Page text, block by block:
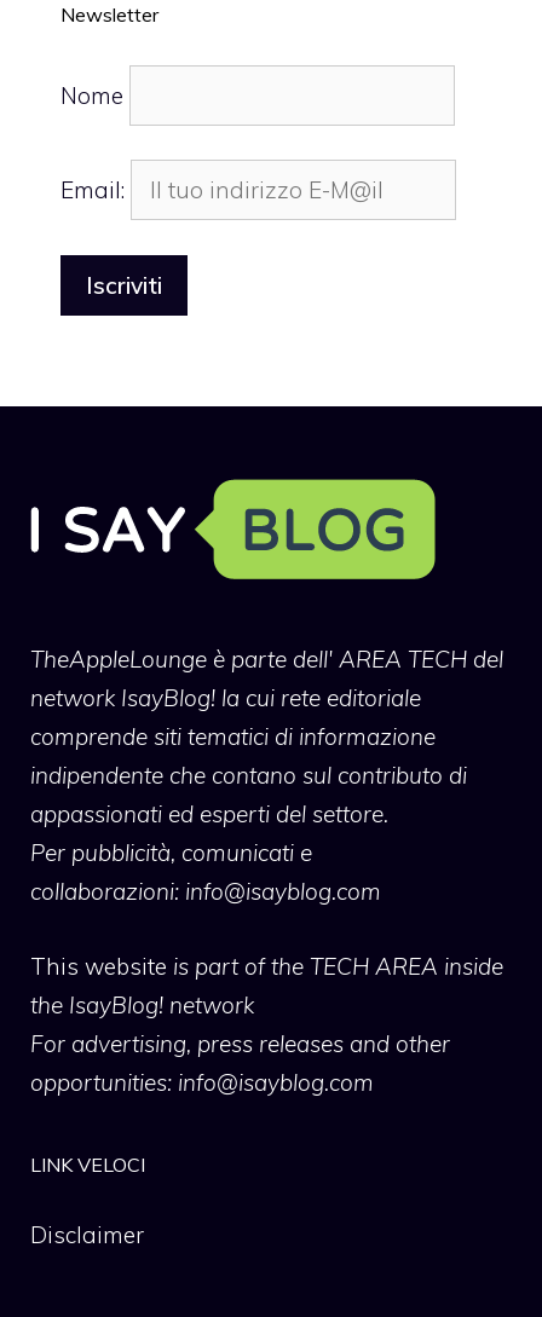
Newsletter
Nome
Email:
TheAppleLounge è parte dell' AREA TECH del
network IsayBlog! la cui rete editoriale
comprende siti tematici di informazione
indipendente che contano sul contributo di
appassionati ed esperti del settore.
Per pubblicità, comunicati e
collaborazioni: info@isayblog.com
This website is part of the TECH AREA inside
the IsayBlog! network
For advertising, press releases and other
opportunities: info@isayblog.com
LINK VELOCI
Disclaimer